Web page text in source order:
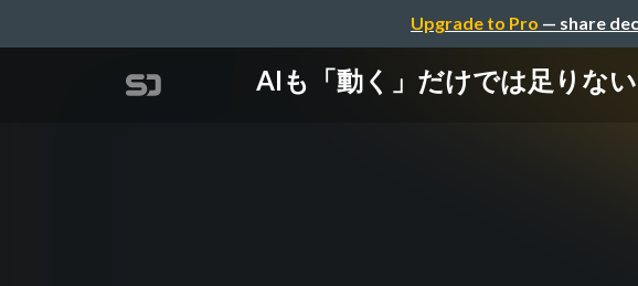
Upgrade to Pro — share
AIも「動く」だけでは足りな